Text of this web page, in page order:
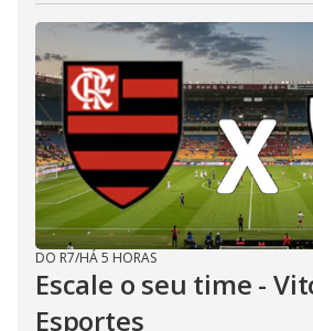
DO R7/HÁ 5 HORAS
Escale o seu time -
Esportes